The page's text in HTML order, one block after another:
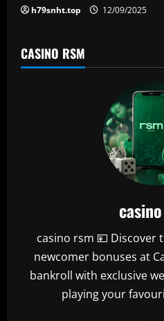
h79snht.top 12/09/2025
CASINO RSM
casino rsm 💴 Discover
newcomer bonuses at
bankroll with exclusive
playing your